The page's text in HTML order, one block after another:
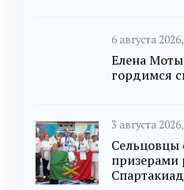
6 августа
Елена
гордимся
3 августа
Сельцовцы
призерами